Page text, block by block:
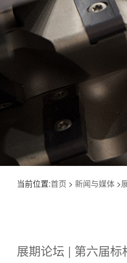
当前位置:首页 > 新闻与媒体>
展期论坛 | 第六届